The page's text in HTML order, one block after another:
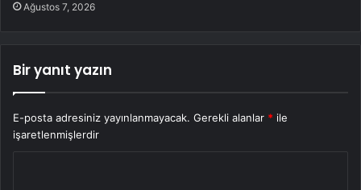
Ağustos 7, 2026
Bir yanıt yazın
E-posta adresiniz yayınlanmayacak. Gerekli alanlar * ile
işaretlenmişlerdir